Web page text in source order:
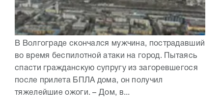
В Волгограде скончался мужчина, пострадавший
во время беспилотной атаки на город. Пытаясь
спасти гражданскую супругу из загоревшегося
после прилета БПЛА дома, он получил
тяжелейшие ожоги. – Дом, в...